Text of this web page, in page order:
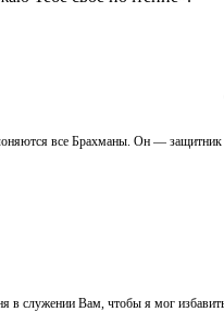
все Брахманы. Он — защитник
в служении Вам, чтобы я мог